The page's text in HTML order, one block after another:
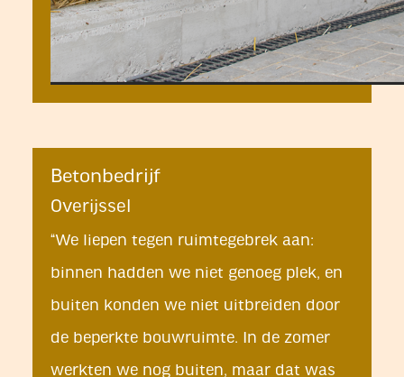
Betonbedrijf
Overijssel
“We liepen tegen ruimtegebrek aan:
binnen hadden we niet genoeg plek, en
buiten konden we niet uitbreiden door
de beperkte bouwruimte. In de zomer
werkten we nog buiten, maar dat was